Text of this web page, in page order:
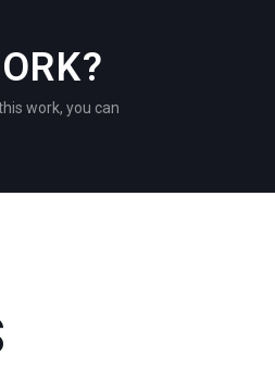
work, you can